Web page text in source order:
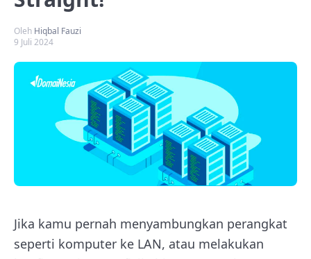
Oleh Hiqbal Fauzi
9 Juli 2024
Jika kamu pernah menyambungkan perangkat
seperti komputer ke LAN, atau melakukan